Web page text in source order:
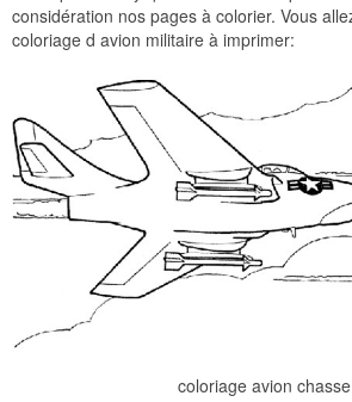
considération nos pages à colorier. Vous
coloriage d avion militaire à imprimer:
coloriage avion chasse